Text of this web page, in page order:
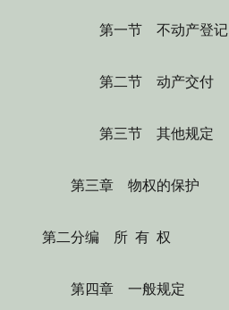
第一节 不动产登记
第二节 动产交付
第三节 其他规定
第三章 物权的保护
第二分编 所 有 权
第四章 一般规定